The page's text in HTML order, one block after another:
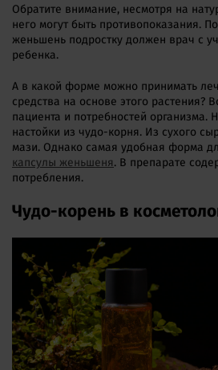
Обратите внимание, несмотря на
него могут быть противопоказания.
женьшень подростку должен врач с
ребенка.
А в какой форме можно принимать
средства на основе этого растения?
пациента и потребностей организма.
настойки из чудо-корня. Из сухого
мази. Однако самая удобная форма
капсулы женьшеня. В препарате
потребления.
Чудо-корень в